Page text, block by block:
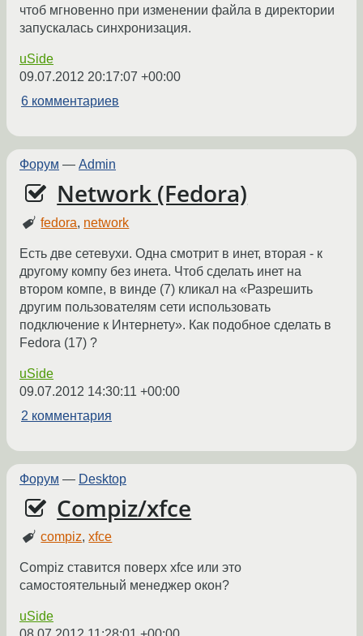
чтоб мгновенно при изменении файла в директории
запускалась синхронизация.
uSide
09.07.2012 20:17:07 +00:00
6 комментариев
Форум — Admin
Network (Fedora)
fedora, network
Есть две сетевухи. Одна смотрит в инет, вторая - к
другому компу без инета. Чтоб сделать инет на
втором компе, в винде (7) кликал на «Разрешить
другим пользователям сети использовать
подключение к Интернету». Как подобное сделать в
Fedora (17) ?
uSide
09.07.2012 14:30:11 +00:00
2 комментария
Форум — Desktop
Compiz/xfce
compiz,xfce
Compiz ставится поверх xfce или это
самостоятельный менеджер окон?
uSide